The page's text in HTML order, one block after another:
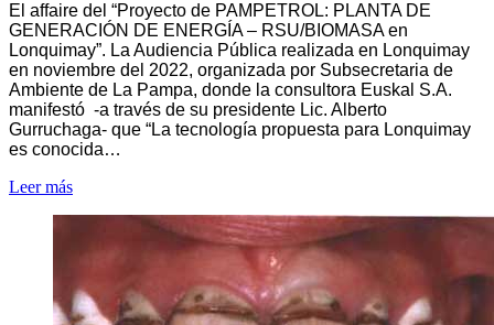
El affaire del “Proyecto de PAMPETROL: PLANTA DE
GENERACIÓN DE ENERGÍA – RSU/BIOMASA en
Lonquimay”. La Audiencia Pública realizada en Lonquimay
en noviembre del 2022, organizada por Subsecretaria de
Ambiente de La Pampa, donde la consultora Euskal S.A.
manifestó -a través de su presidente Lic. Alberto
Gurruchaga- que “La tecnología propuesta para Lonquimay
es conocida…
Leer más